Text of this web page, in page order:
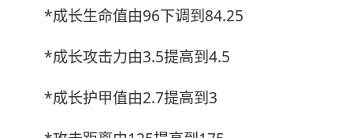
*成长生命值由96下调到84.25
*成长攻击力由3.5提高到4.5
*成长护甲值由2.7提高到3